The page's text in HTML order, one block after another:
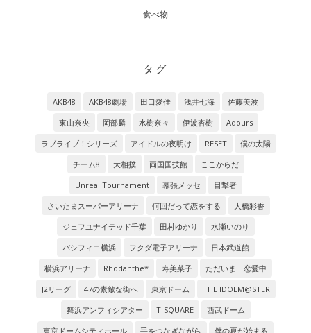
食べ物
タグ
AKB48 AKB48劇場 田口愛佳 浅井七海
佐藤美波
東山奈央
岡部麟 水樹奈々 伊波杏樹
Aqours
ラブライブ！シリーズ
アイドルの夜明け RESET
僕の太陽
チーム8
大相撲 両国国技館
ここからだ
Unreal Tournament
幕張メッセ
目撃者
さいたまスーパーアリーナ
何回だって恋をする
大橋彩香
ジェフユナイテッド千葉
田村ゆかり
水瀬いのり
パシフィコ横浜
フクダ電子アリーナ
日本武道館
横浜アリーナ
Rhodanthe* 寿美菜子
ただいま 恋愛中
J2リーグ
47の素敵な街へ 東京ドーム
THE IDOLM@STER
舞浜アンフィシアター
T-SQUARE
西武ドーム
東京ドームシティホール
手をつなぎながら 僕の夏が始まる